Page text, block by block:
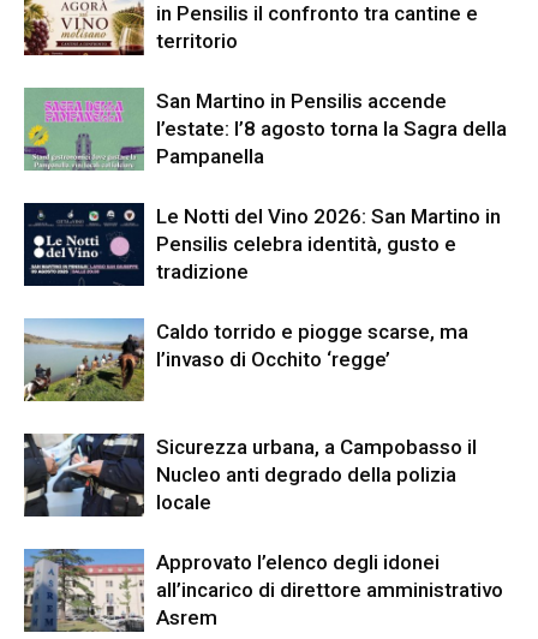
in Pensilis il confronto tra cantine e
territorio
San Martino in Pensilis accende
l’estate: l’8 agosto torna la Sagra della
Pampanella
Le Notti del Vino 2026: San Martino in
Pensilis celebra identità, gusto e
tradizione
Caldo torrido e piogge scarse, ma
l’invaso di Occhito ‘regge’
Sicurezza urbana, a Campobasso il
Nucleo anti degrado della polizia
locale
Approvato l’elenco degli idonei
all’incarico di direttore amministrativo
Asrem